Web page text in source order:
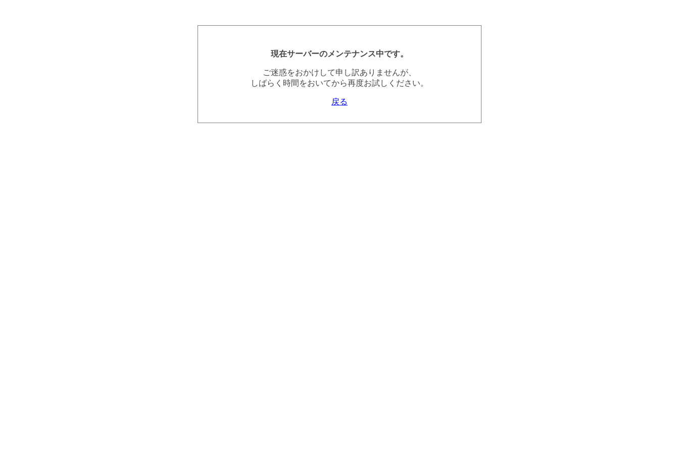
現在サーバーのメンテナンス中です。
ご迷惑をおかけして申し訳ありませんが、
しばらく時間をおいてから再度お試しください。
戻る